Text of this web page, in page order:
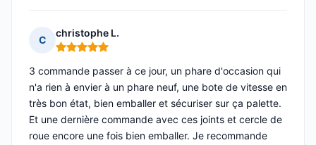
C
christophe L.
Note : 5 sur 5
3 commande passer à ce jour, un phare d'occasion qui
n'a rien à envier à un phare neuf, une bote de vitesse en
très bon état, bien emballer et sécuriser sur ça palette.
Et une dernière commande avec ces joints et cercle de
roue encore une fois bien emballer. Je recommande